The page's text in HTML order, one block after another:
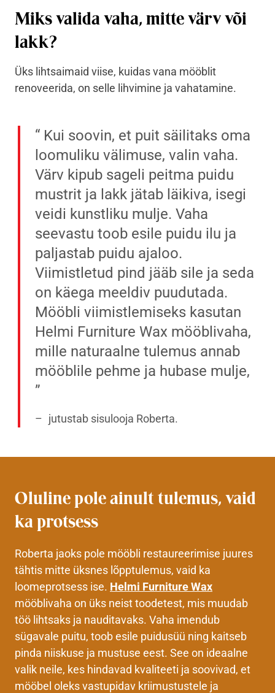
Miks valida vaha, mitte värv või
lakk?
Üks lihtsaimaid viise, kuidas vana mööblit
renoveerida, on selle lihvimine ja vahatamine.
Kui soovin, et puit säilitaks oma
loomuliku välimuse, valin vaha.
Värv kipub sageli peitma puidu
mustrit ja lakk jätab läikiva, isegi
veidi kunstliku mulje. Vaha
seevastu toob esile puidu ilu ja
paljastab puidu ajaloo.
Viimistletud pind jääb sile ja seda
on käega meeldiv puudutada.
Mööbli viimistlemiseks kasutan
Helmi Furniture Wax mööblivaha,
mille naturaalne tulemus annab
mööblile pehme ja hubase mulje,
jutustab sisulooja Roberta.
Oluline pole ainult tulemus, vaid
ka protsess
Roberta jaoks pole mööbli restaureerimise juures
tähtis mitte üksnes lõpptulemus, vaid ka
loomeprotsess ise. Helmi Furniture Wax
mööblivaha on üks neist toodetest, mis muudab
töö lihtsaks ja nauditavaks. Vaha imendub
sügavale puitu, toob esile puidusüü ning kaitseb
pinda niiskuse ja mustuse eest. See on ideaalne
valik neile, kes hindavad kvaliteeti ja soovivad, et
mööbel oleks vastupidav kriimustustele ja